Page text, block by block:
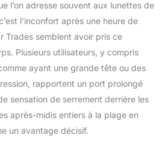
bleue nocive à haute
énergie (HEV),
augmentant les
rouges, les verts et les
les jaunes agressifs
Performance durable :
les lunettes de soleil
Costa résistantes aux
résistance
l’on adresse souvent aux lunettes de
l’inconfort après une heure de
Trades semblent avoir pris ce
Plusieurs utilisateurs, y compris
ayant une grande tête ou des
rapportent un port prolongé
sensation de serrement derrière les
après-midis entiers à la plage en
un avantage décisif.